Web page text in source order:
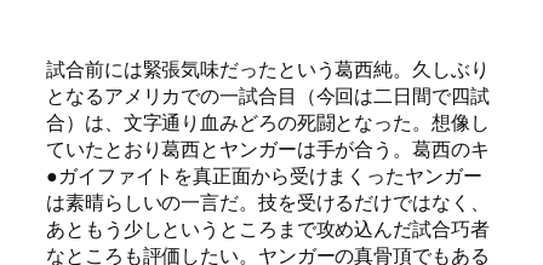
試合前には緊張気味だったという葛西純。久しぶり
となるアメリカでの一試合目（今回は二日間で四試
合）は、文字通り血みどろの死闘となった。想像し
ていたとおり葛西とヤンガーは手が合う。葛西のキ
●ガイファイトを真正面から受けまくったヤンガー
は素晴らしいの一言だ。技を受けるだけではなく、
あともう少しというところまで攻め込んだ試合巧者
なところも評価したい。ヤンガーの真骨頂でもある